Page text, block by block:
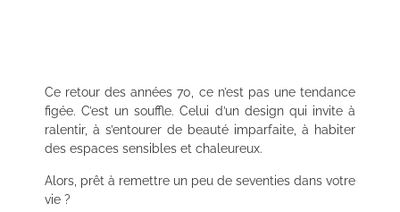
Ce retour des années 70, ce n’est pas une tendance
figée. C’est un souffle. Celui d’un design qui invite à
ralentir, à s’entourer de beauté imparfaite, à habiter
des espaces sensibles et chaleureux.
Alors, prêt à remettre un peu de seventies dans votre
vie ?